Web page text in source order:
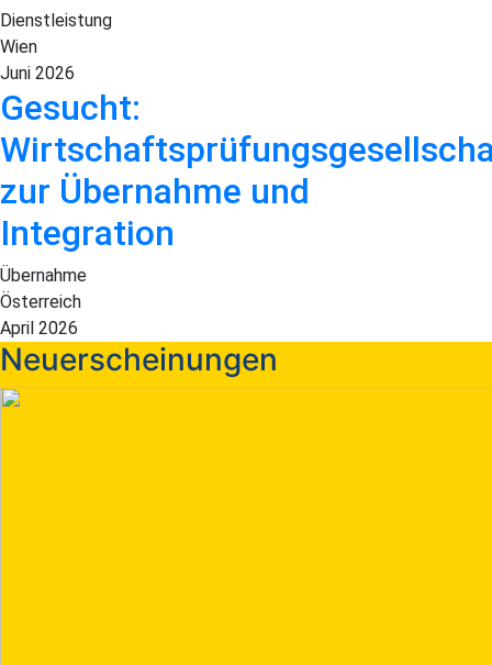
Dienstleistung
Wien
Juni 2026
Gesucht:
zur Übernahme und
Integration
Übernahme
Österreich
April 2026
Neuerscheinungen